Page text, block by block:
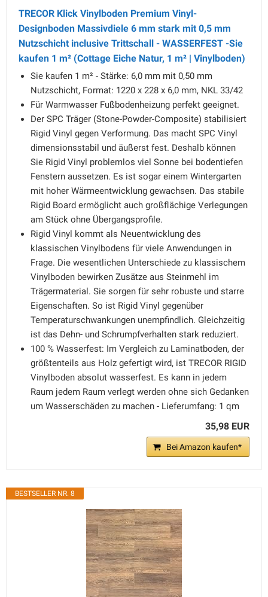
TRECOR Klick Vinylboden Premium Vinyl-
Designboden Massivdiele 6 mm stark mit 0,5 mm
Nutzschicht inclusive Trittschall - WASSERFEST -Sie
kaufen 1 m² (Cottage Eiche Natur, 1 m² | Vinylboden)
Sie kaufen 1 m² - Stärke: 6,0 mm mit 0,50 mm
Nutzschicht, Format: 1220 x 228 x 6,0 mm, NKL 33/42
Für Warmwasser Fußbodenheizung perfekt geeignet.
Der SPC Träger (Stone-Powder-Composite) stabilisiert
Rigid Vinyl gegen Verformung. Das macht SPC Vinyl
dimensionsstabil und äußerst fest. Deshalb können
Sie Rigid Vinyl problemlos viel Sonne bei bodentiefen
Fenstern aussetzen. Es ist sogar einem Wintergarten
mit hoher Wärmeentwicklung gewachsen. Das stabile
Rigid Board ermöglicht auch großflächige Verlegungen
am Stück ohne Übergangsprofile.
Rigid Vinyl kommt als Neuentwicklung des
klassischen Vinylbodens für viele Anwendungen in
Frage. Die wesentlichen Unterschiede zu klassischem
Vinylboden bewirken Zusätze aus Steinmehl im
Trägermaterial. Sie sorgen für sehr robuste und starre
Eigenschaften. So ist Rigid Vinyl gegenüber
Temperaturschwankungen unempfindlich. Gleichzeitig
ist das Dehn- und Schrumpfverhalten stark reduziert.
100 % Wasserfest: Im Vergleich zu Laminatboden, der
größtenteils aus Holz gefertigt wird, ist TRECOR RIGID
Vinylboden absolut wasserfest. Es kann in jedem
Raum jedem Raum verlegt werden ohne sich Gedanken
um Wasserschäden zu machen - Lieferumfang: 1 qm
35,98 EUR
Bei Amazon kaufen*
BESTSELLER NR. 8